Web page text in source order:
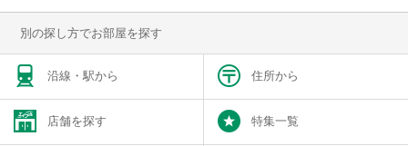
別の探し方でお部屋を探す
沿線・駅から 住所から
店舗を探す 特集一覧